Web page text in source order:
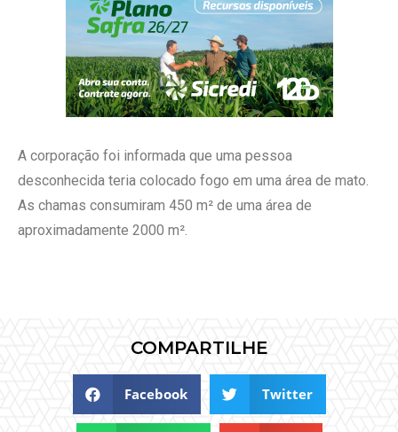
A corporação foi informada que uma pessoa
desconhecida teria colocado fogo em uma área de mato.
As chamas consumiram 450 m² de uma área de
aproximadamente 2000 m².
COMPARTILHE
Facebook Twitter